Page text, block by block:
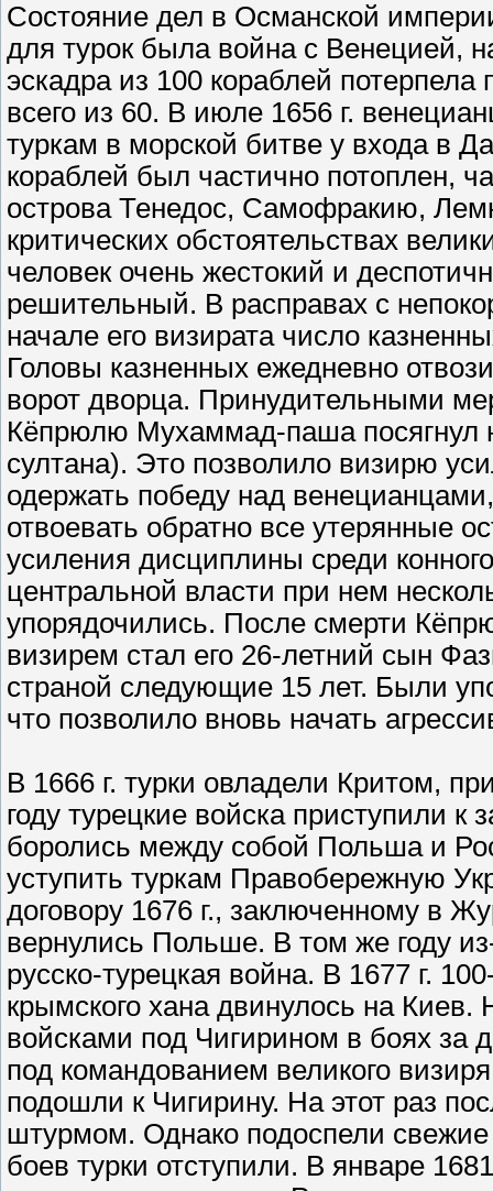
Состояние дел в Османской
для турок была война с Венецией,
эскадра из 100 кораблей
всего из 60. В июле 1656 г.
туркам в морской битве у входа в
кораблей был частично потоплен,
острова Тенедос, Самофракию,
критических обстоятельствах
человек очень жестокий и
решительный. В расправах с
начале его визирата число
Головы казненных ежедневно
ворот дворца. Принудительными
Кёпрюлю Мухаммад-паша посягнул
султана). Это позволило визирю
одержать победу над
отвоевать обратно все утерянные
усиления дисциплины среди
центральной власти при нем
упорядочились. После смерти
визирем стал его 26-летний сын
страной следующие 15 лет. Были
что позволило вновь начать
В 1666 г. турки овладели Критом,
году турецкие войска приступили
боролись между собой Польша и
уступить туркам Правобережную
договору 1676 г., заключенному в
вернулись Польше. В том же году
русско-турецкая война. В 1677 г.
крымского хана двинулось на Киев.
войсками под Чигирином в боях за
под командованием великого
подошли к Чигирину. На этот раз
штурмом. Однако подоспели
боев турки отступили. В январе